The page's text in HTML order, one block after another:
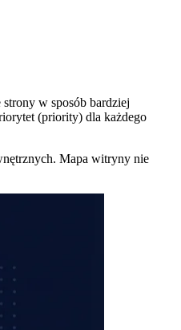
w sposób bardziej
(priority) dla każdego
Mapa witryny nie